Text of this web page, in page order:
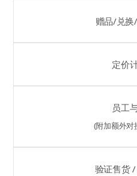
赠品/兑
定价
员工
(附加额外对
验证售货